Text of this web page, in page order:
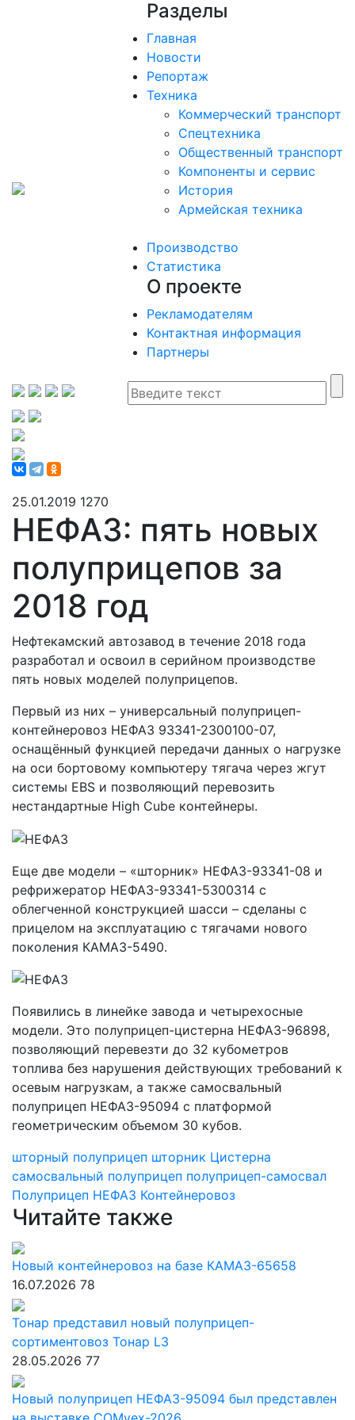
Разделы
Главная
Новости
Репортаж
Техника
Коммерческий транспорт
Спецтехника
Общественный транспорт
Компоненты и сервис
История
Армейская техника
Производство
Статистика
О проекте
Рекламодателям
Контактная информация
Партнеры
25.01.2019 1270
НЕФАЗ: пять новых
полуприцепов за
2018 год
Нефтекамский автозавод в течение 2018 года
разработал и освоил в серийном производстве
пять новых моделей полуприцепов.
Первый из них – универсальный полуприцеп-
контейнеровоз НЕФАЗ 93341-2300100-07,
оснащённый функцией передачи данных о нагрузке
на оси бортовому компьютеру тягача через жгут
системы EBS и позволяющий перевозить
нестандартные High Cube контейнеры.
Еще две модели – «шторник» НЕФАЗ-93341-08 и
рефрижератор НЕФАЗ-93341-5300314 с
облегченной конструкцией шасси – сделаны с
прицелом на эксплуатацию с тягачами нового
поколения КАМАЗ-5490.
Появились в линейке завода и четырехосные
модели. Это полуприцеп-цистерна НЕФАЗ-96898,
позволяющий перевезти до 32 кубометров
топлива без нарушения действующих требований к
осевым нагрузкам, а также самосвальный
полуприцеп НЕФАЗ-95094 с платформой
геометрическим объемом 30 кубов.
шторный полуприцеп шторник Цистерна
самосвальный полуприцеп полуприцеп-самосвал
Полуприцеп НЕФАЗ Контейнеровоз
Читайте также
Новый контейнеровоз на базе КАМАЗ-65658
16.07.2026 78
Тонар представил новый полуприцеп-
сортиментовоз Тонар L3
28.05.2026 77
Новый полуприцеп НЕФАЗ-95094 был представлен